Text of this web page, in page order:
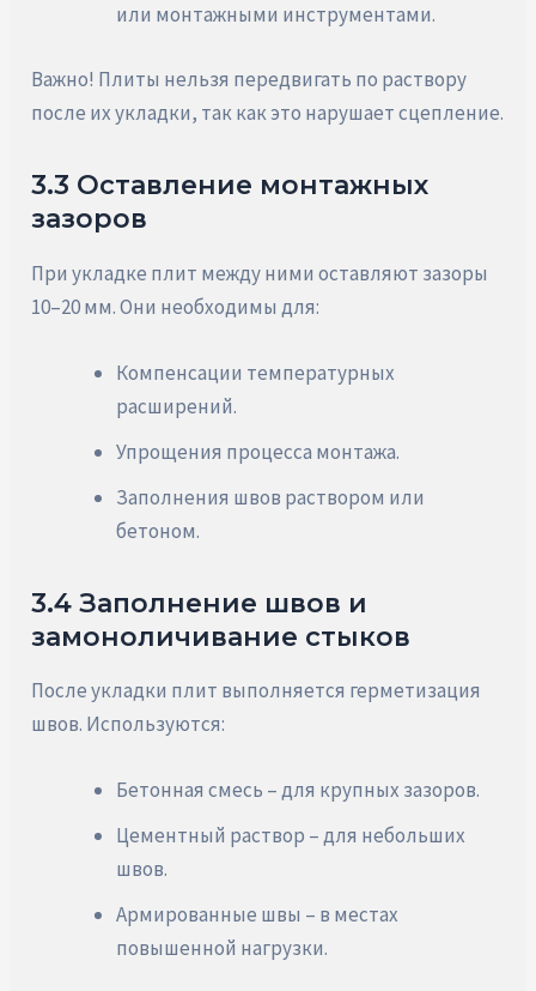
или монтажными инструментами.
Важно! Плиты нельзя передвигать по раствору
после их укладки, так как это нарушает сцепление.
3.3 Оставление монтажных
зазоров
При укладке плит между ними оставляют зазоры
10–20 мм. Они необходимы для:
Компенсации температурных
расширений.
Упрощения процесса монтажа.
Заполнения швов раствором или
бетоном.
3.4 Заполнение швов и
замоноличивание стыков
После укладки плит выполняется герметизация
швов. Используются:
Бетонная смесь – для крупных зазоров.
Цементный раствор – для небольших
швов.
Армированные швы – в местах
повышенной нагрузки.